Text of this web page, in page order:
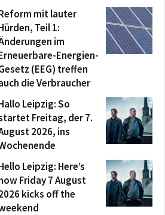
mit lauter
Teil 1:
im
Energien-
(EEG) treffen
die Verbraucher
Leipzig: So
Freitag, der 7.
2026, ins
Leipzig: Here’s
Friday 7 August
kicks off the